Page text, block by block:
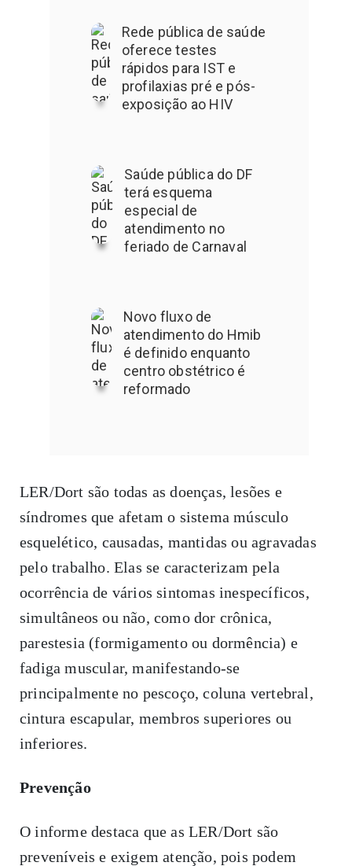
Rede pública de saúde
oferece testes
rápidos para IST e
profilaxias pré e pós-
exposição ao HIV
Saúde pública do DF
terá esquema
especial de
atendimento no
feriado de Carnaval
Novo fluxo de
atendimento do Hmib
é definido enquanto
centro obstétrico é
reformado
LER/Dort são todas as doenças, lesões e
síndromes que afetam o sistema músculo
esquelético, causadas, mantidas ou agravadas
pelo trabalho. Elas se caracterizam pela
ocorrência de vários sintomas inespecíficos,
simultâneos ou não, como dor crônica,
parestesia (formigamento ou dormência) e
fadiga muscular, manifestando-se
principalmente no pescoço, coluna vertebral,
cintura escapular, membros superiores ou
inferiores.
Prevenção
O informe destaca que as LER/Dort são
preveníveis e exigem atenção, pois podem